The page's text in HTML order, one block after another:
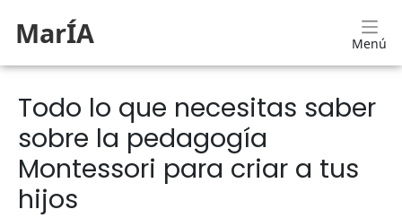
MarÍA Menú
Todo lo que necesitas saber
sobre la pedagogía
Montessori para criar a tus
hijos